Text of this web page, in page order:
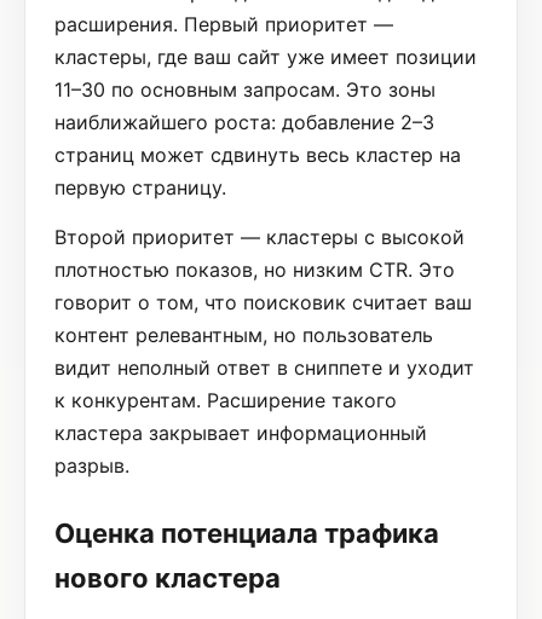
расширения. Первый приоритет —
кластеры, где ваш сайт уже имеет позиции
11–30 по основным запросам. Это зоны
наиближайшего роста: добавление 2–3
страниц может сдвинуть весь кластер на
первую страницу.
Второй приоритет — кластеры с высокой
плотностью показов, но низким CTR. Это
говорит о том, что поисковик считает ваш
контент релевантным, но пользователь
видит неполный ответ в сниппете и уходит
к конкурентам. Расширение такого
кластера закрывает информационный
разрыв.
Оценка потенциала трафика
нового кластера